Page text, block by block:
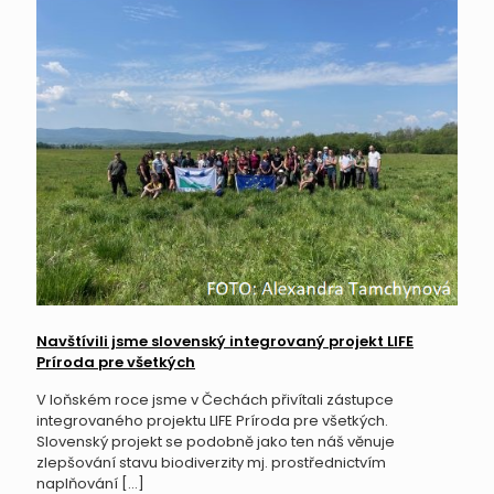
Navštívili jsme slovenský integrovaný projekt LIFE
Príroda pre všetkých
V loňském roce jsme v Čechách přivítali zástupce
integrovaného projektu LIFE Príroda pre všetkých.
Slovenský projekt se podobně jako ten náš věnuje
zlepšování stavu biodiverzity mj. prostřednictvím
naplňování […]